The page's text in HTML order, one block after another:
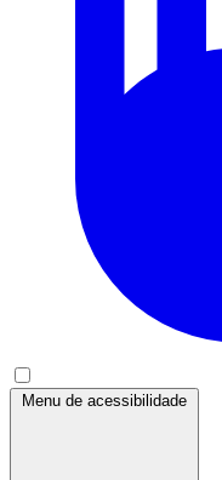
Menu de acessibilidade